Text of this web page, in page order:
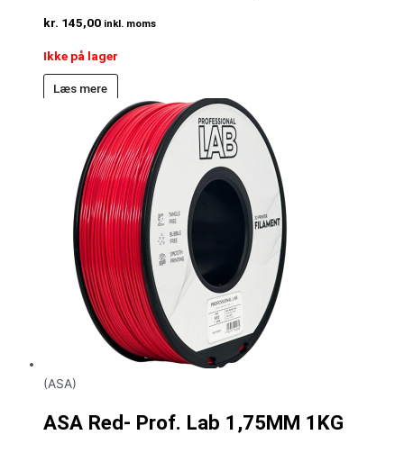
kr. 145,00 inkl. moms
Ikke på lager
Læs mere
(ASA)
ASA Red- Prof. Lab 1,75MM 1KG